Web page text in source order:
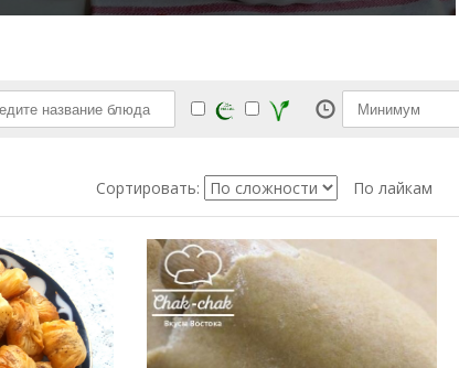
Сортировать: По лайкам